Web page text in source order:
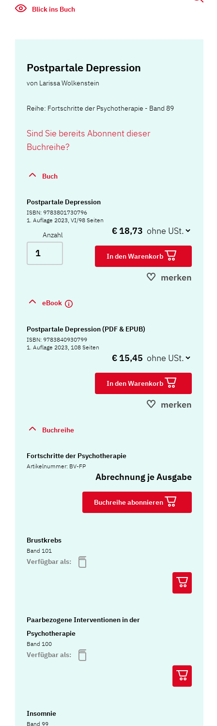
Blick ins Buch
Postpartale Depression
von Larissa Wolkenstein
Reihe: Fortschritte der Psychotherapie - Band 89
Sind Sie bereits Abonnent dieser
Buchreihe?
Buch
Postpartale Depression
ISBN: 9783801730796
1. Auflage 2023, VI/98 Seiten
Anzahl € 18,73
In den Warenkorb
merken
eBook
Postpartale Depression (PDF & EPUB)
ISBN: 9783840930799
1. Auflage 2023, 108 Seiten
€ 15,45
In den Warenkorb
merken
Buchreihe
Fortschritte der Psychotherapie
Artikelnummer: BV-FP
Abrechnung je Ausgabe
Buchreihe abonnieren
Brustkrebs
Band 101
Verfügbar als:
Paarbezogene Interventionen in der
Psychotherapie
Band 100
Verfügbar als:
Insomnie
Band 99